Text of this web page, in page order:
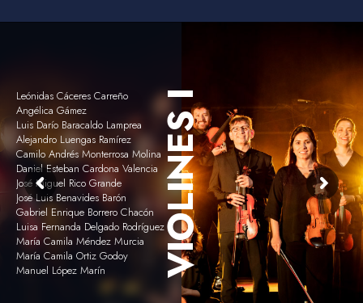
VIOLINES I
Leónidas Cáceres Carreño
Angélica Gámez
Luis Darío Baracaldo Lamprea
Alejandro Luengas Ramírez
Camilo Andrés Monterrosa Molina
Daniel Esteban Cardona Valencia
José Miguel Rico Grande
José Luis Benavides Barón
Gabriel Enrique Borrero Chacón
Luisa Fernanda Delgado Rodríguez
María Camila Méndez Murcia
María Camila Ortiz Godoy
Manuel López Marín